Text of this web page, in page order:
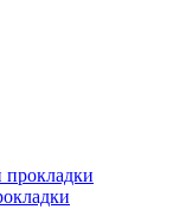
прокладки